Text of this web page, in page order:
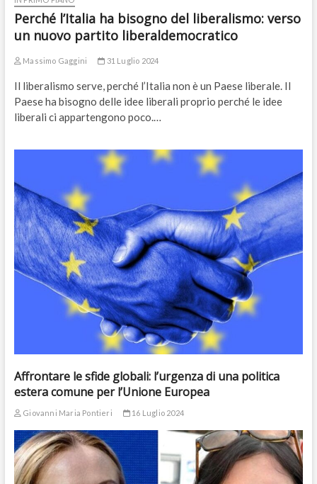
Perché l’Italia ha bisogno del liberalismo: verso
un nuovo partito liberaldemocratico
Massimo Gaggini 31 Luglio 2024
Il liberalismo serve, perché l’Italia non è un Paese liberale. Il
Paese ha bisogno delle idee liberali proprio perché le idee
liberali ci appartengono poco.…
Affrontare le sfide globali: l’urgenza di una politica
estera comune per l’Unione Europea
Giovanni Maria Pontieri 16 Luglio 2024